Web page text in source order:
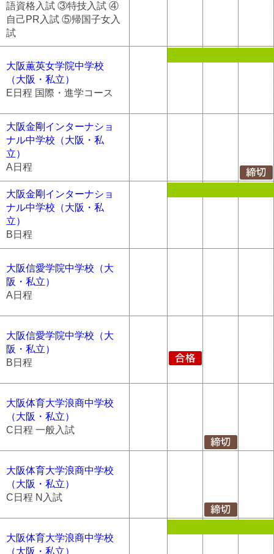
語資格入試 ③特技入試 ④
自己PR入試 ⑤帰国子女入
試
大阪薫英女学院中学校
（大阪・私立）
E日程 国際・進学コース
大阪金剛インターナショ
ナル中学校（大阪・私
立）
A日程
大阪金剛インターナショ
ナル中学校（大阪・私
立）
B日程
大阪信愛学院中学校（大
阪・私立）
A日程
大阪信愛学院中学校（大
阪・私立）
B日程
大阪体育大学浪商中学校
（大阪・私立）
C日程 一般入試
大阪体育大学浪商中学校
（大阪・私立）
C日程 N入試
大阪体育大学浪商中学校
（大阪・私立）